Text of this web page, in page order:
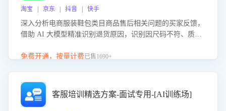
淘宝 | 京东 | 抖音 | 快手
深入分析电商服装鞋包类目商品售后相关问题的买家反馈，
借助 AI 大模型精准识别退货原因，识别因尺码不符、质量
议，助力商家优化产品或服务，实现销售额的显著提升。
免费开通，按量计费已售1690+
客服培训精选方案-面试专用-[AI训练场]